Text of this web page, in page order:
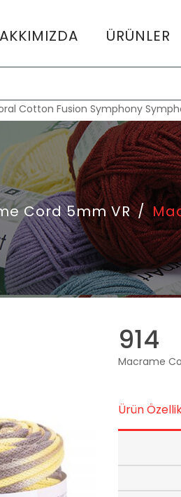
ÜRÜNLER
Cotton Fusion Symphony
Cord 5mm VR /
914
Macrame
Ürün